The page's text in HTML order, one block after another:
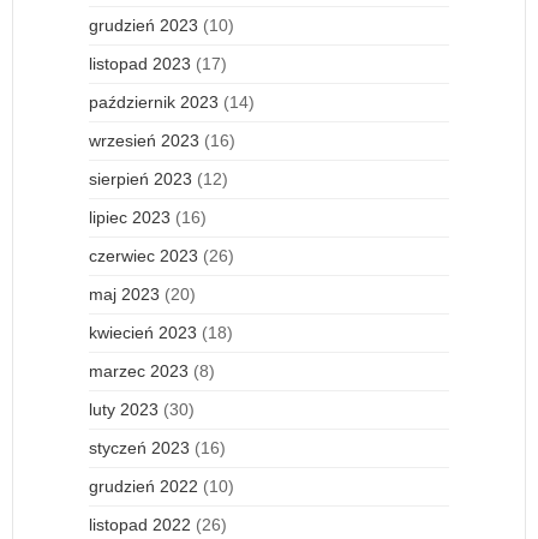
grudzień 2023 (10)
listopad 2023 (17)
październik 2023 (14)
wrzesień 2023 (16)
sierpień 2023 (12)
lipiec 2023 (16)
czerwiec 2023 (26)
maj 2023 (20)
kwiecień 2023 (18)
marzec 2023 (8)
luty 2023 (30)
styczeń 2023 (16)
grudzień 2022 (10)
listopad 2022 (26)